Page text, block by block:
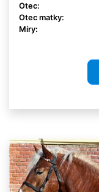
Otec:
Otec matky:
Míry: